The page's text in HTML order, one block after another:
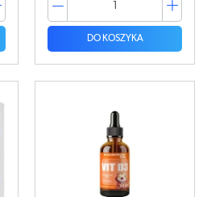
DO KOSZYKA